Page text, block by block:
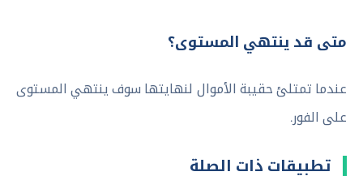
متى قد ينتهي المستوى؟
عندما تمتلئ حقيبة الأموال لنهايتها سوف ينتهي المستوى
على الفور.
تطبيقات ذات الصلة